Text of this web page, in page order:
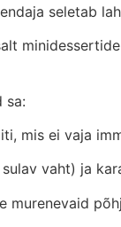
seletab
sa:
mis ei vaja
vaht) ja
murenevaid